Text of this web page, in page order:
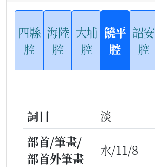
四縣
腔
海陸
腔
大埔
腔
饒平
腔
詔安
腔
詞目
淡
部首/筆畫/
部首外筆畫
水/11/8